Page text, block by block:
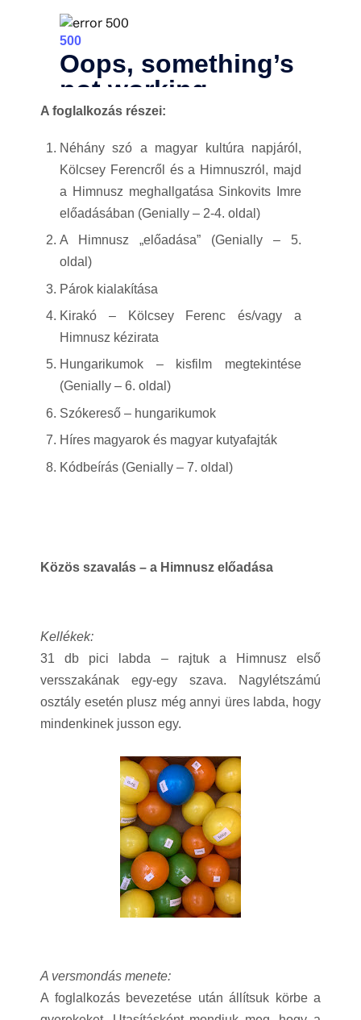
A foglalkozás részei:
Néhány szó a magyar kultúra napjáról,
Kölcsey Ferencről és a Himnuszról, majd
a Himnusz meghallgatása Sinkovits Imre
előadásában (Genially – 2-4. oldal)
A Himnusz „előadása” (Genially – 5.
oldal)
Párok kialakítása
Kirakó – Kölcsey Ferenc és/vagy a
Himnusz kézirata
Hungarikumok – kisfilm megtekintése
(Genially – 6. oldal)
Szókereső – hungarikumok
Híres magyarok és magyar kutyafajták
Kódbeírás (Genially – 7. oldal)
Közös szavalás – a Himnusz előadása
Kellékek:
31 db pici labda – rajtuk a Himnusz első
versszakának egy-egy szava. Nagylétszámú
osztály esetén plusz még annyi üres labda, hogy
mindenkinek jusson egy.
A versmondás menete:
A foglalkozás bevezetése után állítsuk körbe a